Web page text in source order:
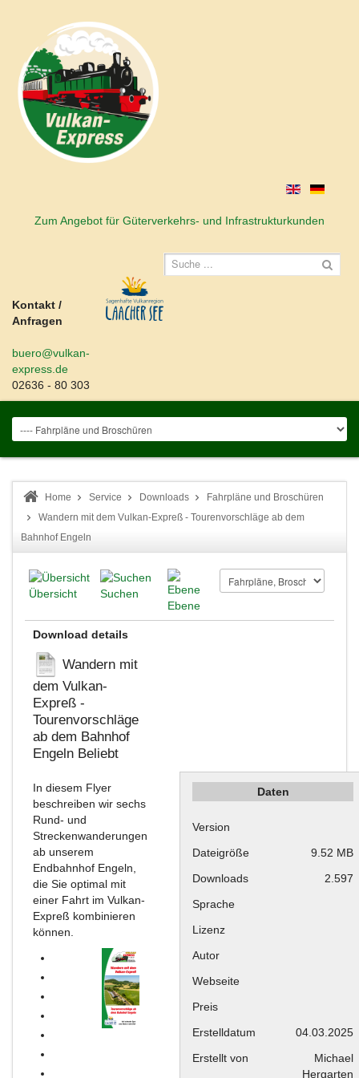
Zum Angebot für Güterverkehrs- und Infrastrukturkunden
Kontakt /
Anfragen
buero@vulkan-
express.de
02636 - 80 303
Home Service Downloads
Fahrpläne und Broschüren
Wandern mit dem Vulkan-Expreß - Tourenvorschläge ab dem
Bahnhof Engeln
Übersicht
Suchen
Ebene
Download details
Wandern mit
dem Vulkan-
Expreß -
Tourenvorschläge
ab dem Bahnhof
Engeln Beliebt
In diesem Flyer
beschreiben wir sechs
Rund- und
Streckenwanderungen
ab unserem
Endbahnhof Engeln,
die Sie optimal mit
einer Fahrt im Vulkan-
Expreß kombinieren
können.
Daten
Version
Dateigröße
9.52 MB
Downloads
2.597
Sprache
Lizenz
Autor
Webseite
Preis
Erstelldatum
04.03.2025
Erstellt von
Michael
Hergarten